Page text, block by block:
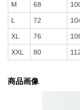
M 68
L 72
XL 76
XXL 80
商品画像